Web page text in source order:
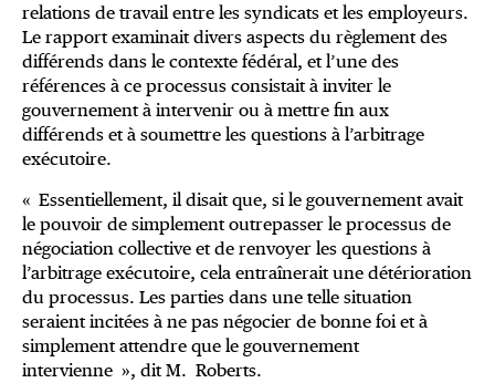
relations de travail entre les syndicats et les employeurs.
Le rapport examinait divers aspects du règlement des
différends dans le contexte fédéral, et l’une des
références à ce processus consistait à inviter le
gouvernement à intervenir ou à mettre fin aux
différends et à soumettre les questions à l’arbitrage
exécutoire.
« Essentiellement, il disait que, si le gouvernement avait
le pouvoir de simplement outrepasser le processus de
négociation collective et de renvoyer les questions à
l’arbitrage exécutoire, cela entraînerait une détérioration
du processus. Les parties dans une telle situation
seraient incitées à ne pas négocier de bonne foi et à
simplement attendre que le gouvernement
intervienne », dit M. Roberts.